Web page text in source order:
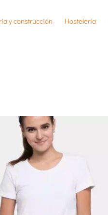
y construcción Hostelería